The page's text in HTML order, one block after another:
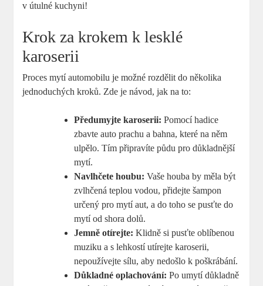
v útulné kuchyni!
Krok za krokem k lesklé
karoserii
Proces mytí automobilu je možné rozdělit do několika
jednoduchých kroků. Zde je návod, jak na to:
Předumyjte karoserii: Pomocí hadice
zbavte auto prachu a bahna, které na něm
ulpělo. Tím připravíte půdu pro důkladnější
mytí.
Navlhčete houbu: Vaše houba by měla být
zvlhčená teplou vodou, přidejte šampon
určený pro mytí aut, a do toho se pusťte do
mytí od shora dolů.
Jemně otírejte: Klidně si pusťte oblíbenou
muziku a s lehkostí utírejte karoserii,
nepoužívejte sílu, aby nedošlo k poškrábání.
Důkladné oplachování: Po umytí důkladně